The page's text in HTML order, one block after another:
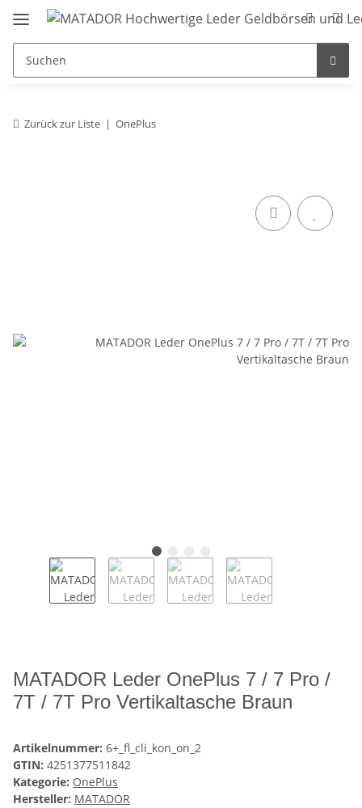
Zurück zur Liste OnePlus
MATADOR Leder OnePlus 7 / 7 Pro /
7T / 7T Pro Vertikaltasche Braun
Artikelnummer: 6+_fl_cli_kon_on_2
GTIN: 4251377511842
Kategorie: OnePlus
Hersteller: MATADOR